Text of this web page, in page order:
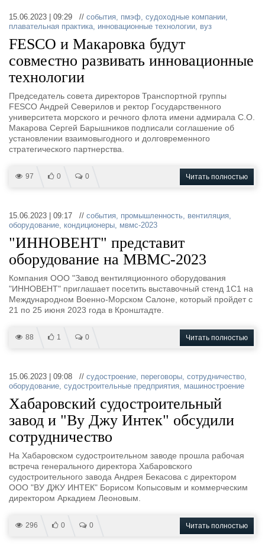
15.06.2023 | 09:29 // события, пмэф, судоходные компании,
плавательная практика, инновационные технологии, вуз
FESCO и Макаровка будут
совместно развивать инновационные
технологии
Председатель совета директоров Транспортной группы
FESCO Андрей Северилов и ректор Государственного
университета морского и речного флота имени адмирала С.О.
Макарова Сергей Барышников подписали соглашение об
установлении взаимовыгодного и долговременного
стратегического партнерства.
97 0 0 Читать полностью
15.06.2023 | 09:17 // события, промышленность, вентиляция,
оборудование, кондиционеры, мвмс-2023
"ИННОВЕНТ" представит
оборудование на МВМС-2023
Компания ООО "Завод вентиляционного оборудования
"ИННОВЕНТ" приглашает посетить выставочный стенд 1С1 на
Международном Военно-Морском Салоне, который пройдет с
21 по 25 июня 2023 года в Кронштадте.
88 1 0 Читать полностью
15.06.2023 | 09:08 // судостроение, переговоры, сотрудничество,
оборудование, судостроительные предприятия, машиностроение
Хабаровский судостроительный
завод и "Ву Джу Интек" обсудили
сотрудничество
На Хабаровском судостроительном заводе прошла рабочая
встреча генерального директора Хабаровского
судостроительного завода Андрея Бекасова с директором
ООО "ВУ ДЖУ ИНТЕК" Борисом Копысовым и коммерческим
директором Аркадием Леоновым.
296 0 0 Читать полностью